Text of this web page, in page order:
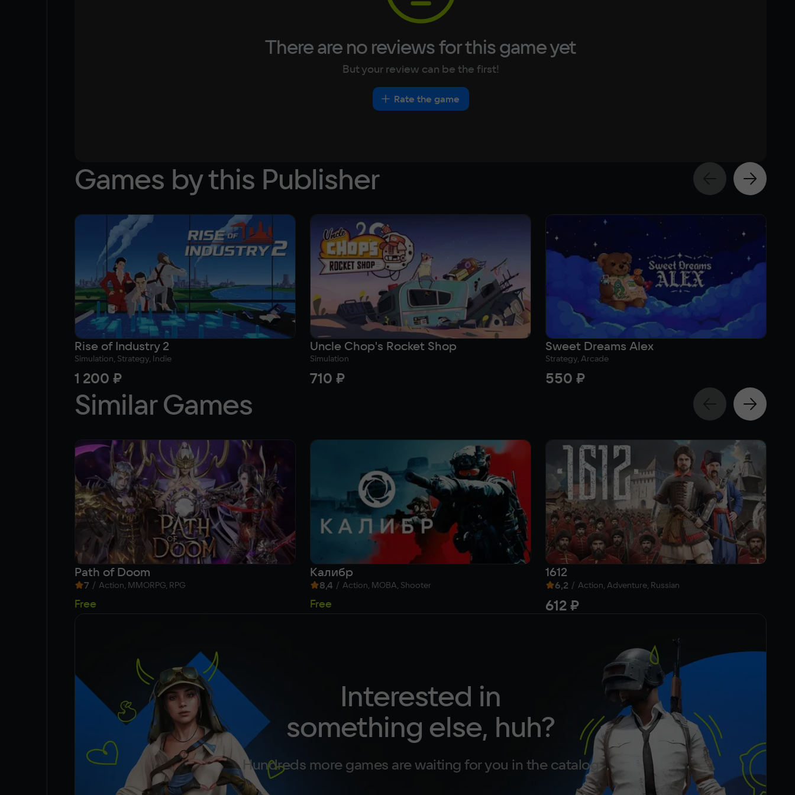
There are no reviews for this game yet
But your review can be the first!
Rate the game
Games by this Publisher
Rise of Industry 2
Simulation, Strategy, Indie
1 200 ₽
Uncle Chop's Rocket Shop
Simulation
710 ₽
Sweet Dreams Alex
Strategy, Arcade
550 ₽
Similar Games
Path of Doom
7 / Action, MMORPG, RPG
Free
Калибр
8,4 / Action, MOBA, Shooter
Free
1612
6,2 / Action, Adventure, Russian
612 ₽
Interested in
something else, huh?
Hundreds more games are waiting for you in the catalog